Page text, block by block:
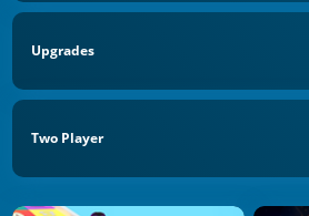
Upgrades
Two Player